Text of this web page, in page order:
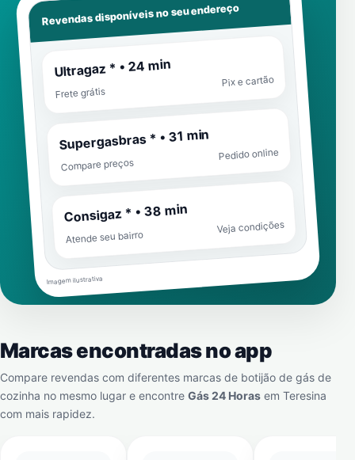
Revendas disponíveis no seu endereço
Ultragaz * • 24 min
Frete grátis
Pix e cartão
Supergasbras * • 31 min
Compare preços
Pedido online
Consigaz * • 38 min
Atende seu bairro
Veja condições
Imagem ilustrativa
Marcas encontradas no app
Compare revendas com diferentes marcas de botijão de gás de
cozinha no mesmo lugar e encontre Gás 24 Horas em Teresina
com mais rapidez.